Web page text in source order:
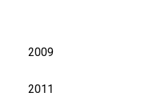
2009
2011